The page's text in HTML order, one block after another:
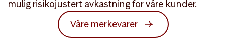
mulig risikojustert avkastning for våre kunder.
Våre merkevarer